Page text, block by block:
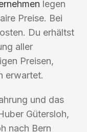
legen
Preise. Bei
Du erhältst
aller
Preisen,
erwartet.
und das
Gütersloh,
nach Bern